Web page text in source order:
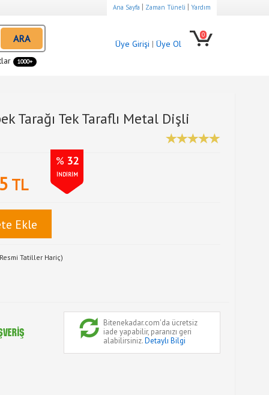
Ana Sayfa | Zaman Tüneli | Yardım
ARA
1000+
Üye Girişi | Üye Ol
0
Tarağı Tek Taraflı Metal Dişli
% 32
İNDİRİM
TL
Ekle
Tatiller Hariç)
Bitenekadar.com'da ücretsiz
iade yapabilir, paranızı geri
alabilirsiniz.Detaylı Bilgi